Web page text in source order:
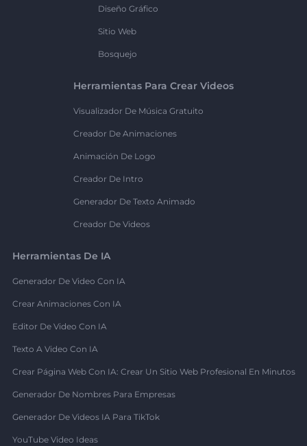
Diseño Gráfico
Sitio Web
Bosquejo
Herramientas Para Crear Videos
Visualizador De Música Gratuito
Creador De Animaciones
Animación De Logo
Creador De Intro
Generador De Texto Animado
Creador De Videos
Herramientas De IA
Generador De Video Con IA
Crear Animaciones Con IA
Editor De Video Con IA
Texto A Video Con IA
Crear Página Web Con IA: Crear Un Sitio Web Profesional En Minutos
Generador De Nombres Para Empresas
Generador De Videos IA Para TikTok
YouTube Video Ideas